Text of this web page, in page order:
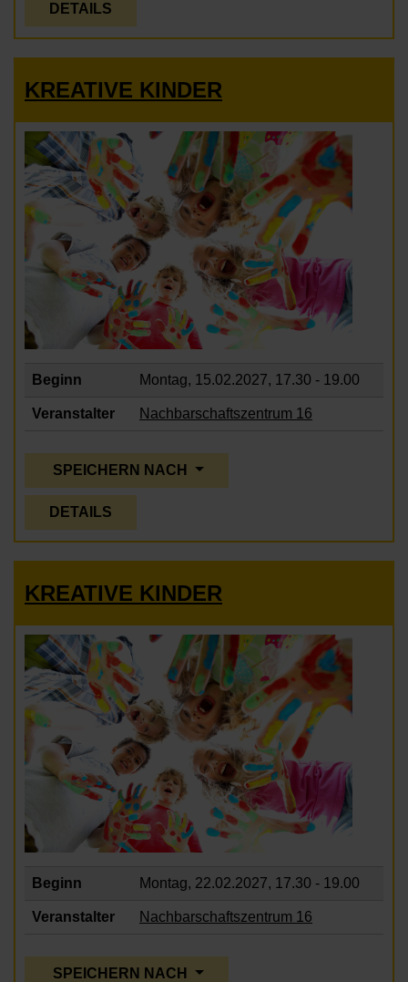
DETAILS
KREATIVE KINDER
Beginn Montag, 15.02.2027, 17.30 - 19.00
Veranstalter Nachbarschaftszentrum 16
SPEICHERN NACH
DETAILS
KREATIVE KINDER
Beginn Montag, 22.02.2027, 17.30 - 19.00
Veranstalter Nachbarschaftszentrum 16
SPEICHERN NACH